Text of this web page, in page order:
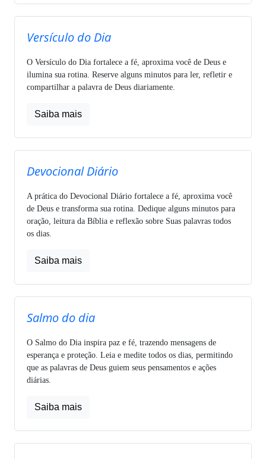
Versículo do Dia
O Versículo do Dia fortalece a fé, aproxima você de Deus e
ilumina sua rotina. Reserve alguns minutos para ler, refletir e
compartilhar a palavra de Deus diariamente.
Saiba mais
Devocional Diário
A prática do Devocional Diário fortalece a fé, aproxima você
de Deus e transforma sua rotina. Dedique alguns minutos para
oração, leitura da Bíblia e reflexão sobre Suas palavras todos
os dias.
Saiba mais
Salmo do dia
O Salmo do Dia inspira paz e fé, trazendo mensagens de
esperança e proteção. Leia e medite todos os dias, permitindo
que as palavras de Deus guiem seus pensamentos e ações
diárias.
Saiba mais